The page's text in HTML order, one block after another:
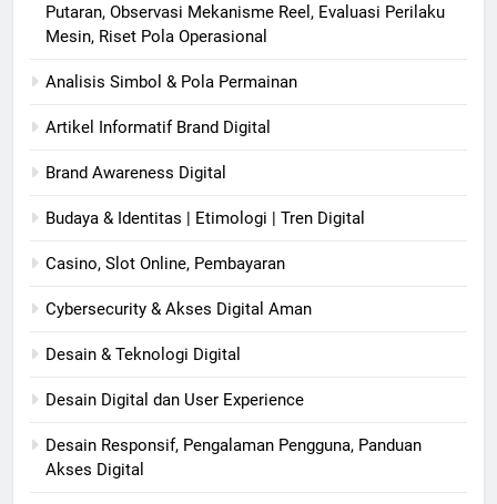
Putaran, Observasi Mekanisme Reel, Evaluasi Perilaku
Mesin, Riset Pola Operasional
Analisis Simbol & Pola Permainan
Artikel Informatif Brand Digital
Brand Awareness Digital
Budaya & Identitas | Etimologi | Tren Digital
Casino, Slot Online, Pembayaran
Cybersecurity & Akses Digital Aman
Desain & Teknologi Digital
Desain Digital dan User Experience
Desain Responsif, Pengalaman Pengguna, Panduan
Akses Digital